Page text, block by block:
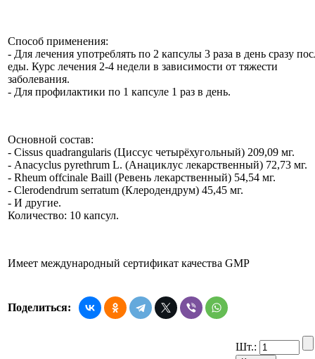
Способ применения:
- Для лечения употреблять по 2 капсулы 3 раза в день сразу
еды. Курс лечения 2-4 недели в зависимости от тяжести
заболевания.
- Для профилактики по 1 капсуле 1 раз в день.
Основной состав:
- Cissus quadrangularis (Циссус четырёхугольный) 209,09 мг.
- Anacyclus pyrethrum L. (Анациклус лекарственный) 72,73 мг.
- Rheum offcinale Baill (Ревень лекарственный) 54,54 мг.
- Clerodendrum serratum (Клеродендрум) 45,45 мг.
- И другие.
Количество: 10 капсул.
Имеет международный сертификат качества GMP
Поделиться:
Шт.: